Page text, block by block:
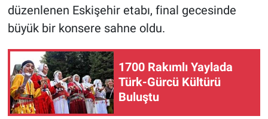
düzenlenen Eskişehir etabı, final gecesinde
büyük bir konsere sahne oldu.
1700 Rakımlı Yaylada
Türk-Gürcü Kültürü
Buluştu
ASAYİŞ
EKONOMİ
EĞİTİM
ÇEVRE